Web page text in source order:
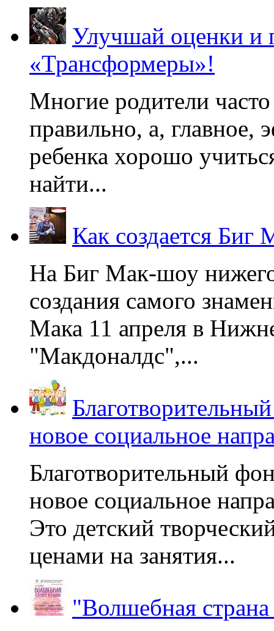
Улучшай оценки и
«Трансформеры»!
Многие родители
правильно, а, главное,
ребенка хорошо
найти...
Как создается Биг
На Биг Мак-шоу
создания самого
Мака 11 апреля в
"Макдоналдс",...
новое социальное
Благотворительный
новое социальное
Это детский
ценами на занятия...
"Волшебная